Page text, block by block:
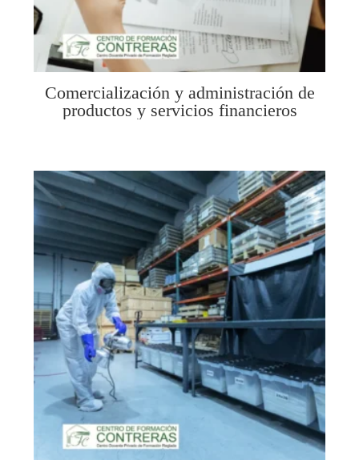
Comercialización y administración de
productos y servicios financieros